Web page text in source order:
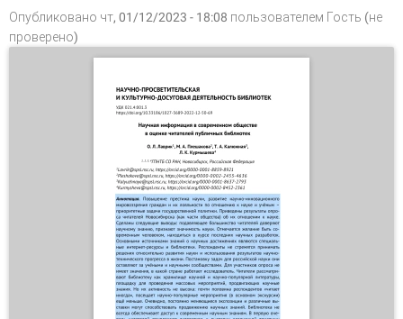
Опубликовано чт, 01/12/2023 - 18:08 пользователем Гость (не
проверено)